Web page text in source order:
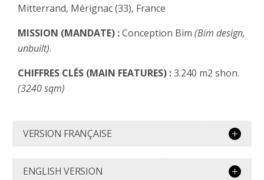
Mitterrand, Mérignac (33), France
MISSION (MANDATE) :Conception Bim (Bim design,
unbuilt).
CHIFFRES CLÉS (MAIN FEATURES) :3.240 m2 shon.
(3240 sqm)
VERSION FRANÇAISE
ENGLISH VERSION